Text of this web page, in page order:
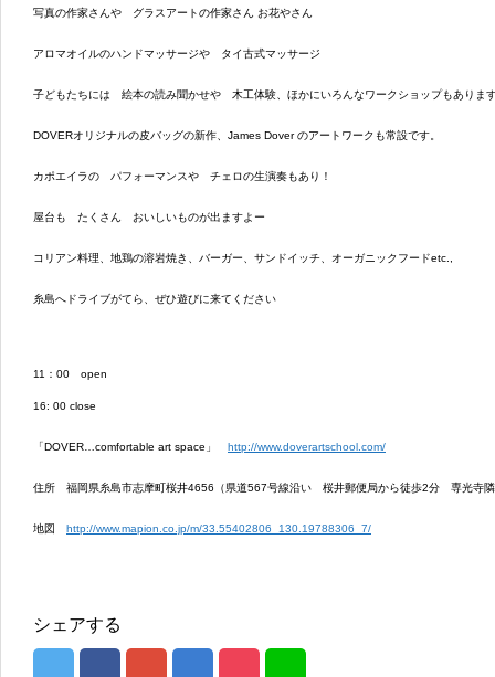
写真の作家さんや グラスアートの作家さん お花やさん
アロマオイルのハンドマッサージや タイ古式マッサージ
子どもたちには 絵本の読み聞かせや 木工体験、ほかにいろんなワークショップもありま
DOVERオリジナルの皮バッグの新作、James Dover のアートワークも常設です。
カポエイラの パフォーマンスや チェロの生演奏もあり！
屋台も たくさん おいしいものが出ますよー
コリアン料理、地鶏の溶岩焼き、バーガー、サンドイッチ、オーガニックフードetc.,
糸島へドライブがてら、ぜひ遊びに来てください
11：00 open
16: 00 close
「DOVER…comfortable art space」 http://www.doverartschool.com/
住所 福岡県糸島市志摩町桜井4656（県道567号線沿い 桜井郵便局から徒歩2分 専光寺
地図 http://www.mapion.co.jp/m/33.55402806_130.19788306_7/
シェアする